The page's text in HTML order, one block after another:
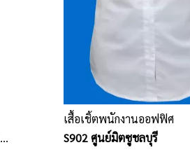
เสื้อเชิ้ตพนักงานออฟฟิศ
S902 ศูนย์มิตซูชลบุรี